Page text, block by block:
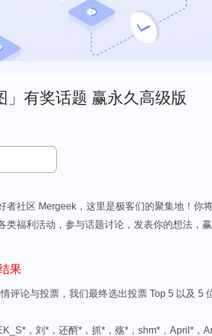
」有奖话题 赢永久高级版
者社区 Mergeek，这里是极客们的聚集地！你
类福利活动，参与话题讨论，发表你的想法，赢
果
评论与投票，我们最终选出投票 Top 5 以及 5
，刘*，还酹*，抓*，殇*，shm*，April*，